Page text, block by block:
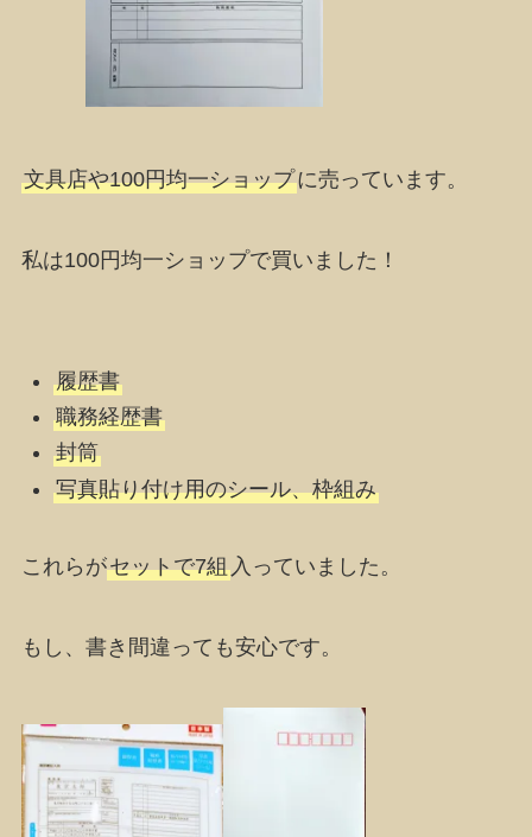
文具店や100円均一ショップに売っています。
私は100円均一ショップで買いました！
履歴書
職務経歴書
封筒
写真貼り付け用のシール、枠組み
これらがセットで7組入っていました。
もし、書き間違っても安心です。